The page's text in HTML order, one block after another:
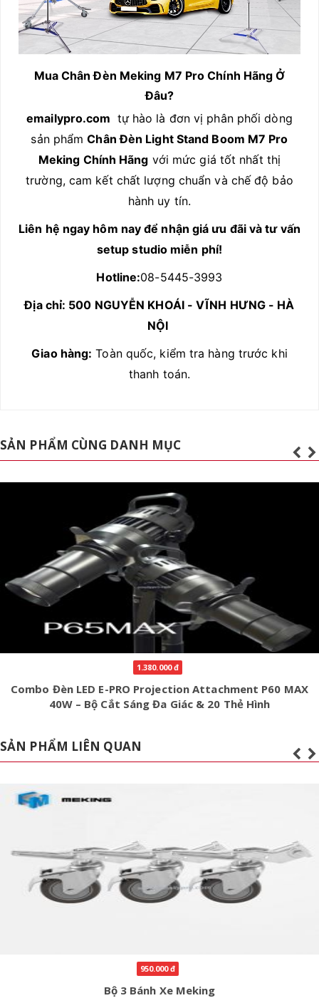
Mua Chân Đèn Meking M7 Pro Chính Hãng Ở
Đâu?
emailypro.com tự hào là đơn vị phân phối dòng
sản phẩmChân Đèn Light Stand Boom M7 Pro
Meking Chính Hãng với mức giá tốt nhất thị
trường, cam kết chất lượng chuẩn và chế độ bảo
hành uy tín.
Liên hệ ngay hôm nay để nhận giá ưu đãi và tư vấn
setup studio miễn phí!
Hotline:08-5445-3993
Địa chỉ: 500 NGUYỄN KHOÁI - VĨNH HƯNG - HÀ
NỘI
Giao hàng: Toàn quốc, kiểm tra hàng trước khi
thanh toán.
SẢN PHẨM CÙNG DANH MỤC
1.380.000 đ
Combo Đèn LED E-PRO Projection Attachment P60 MAX
40W – Bộ Cắt Sáng Đa Giác & 20 Thẻ Hình
SẢN PHẨM LIÊN QUAN
950.000 đ
Bộ 3 Bánh Xe Meking